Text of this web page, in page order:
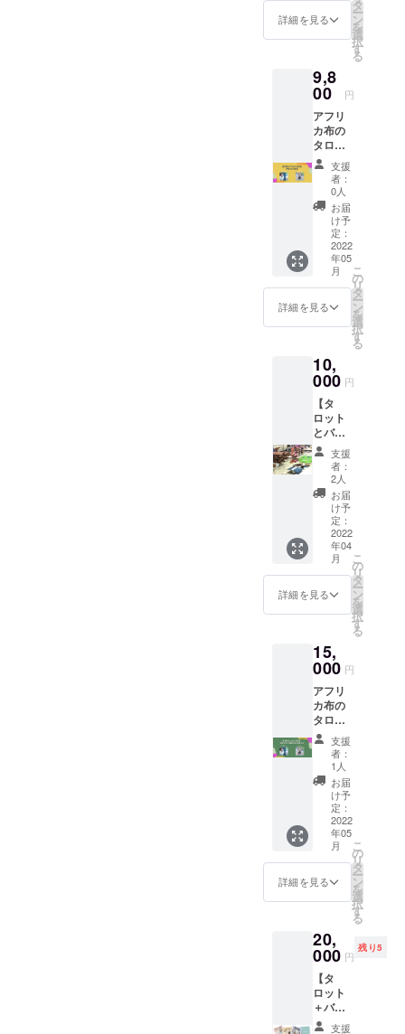
送手数
料込 ※
一人ず
つお礼
もお送
りしま
す！！
品は即
日〜2日
となり
お写真
数枚
と、お
悩みを
お聞き
します
ので事
前にご
準備く
ださ
い。 ↓
記事
は、こ
んな感
じにな
ります
https://
work/ar
chives/
642
詳細を見る
タ
ー
ン
を
選
択
す
る
9,8
00 円
アフリ
カ布の
タロッ
トケー
スを製
作して
くれた
ALISA
さんと
のコラ
ボイベ
ント@
大阪の
チケッ
トで
す。
さんの
ヨガ教
室＋お
茶を飲
みなが
らタ
ロット
講座
（全部
で3時間
程度）
のチ
ケッ
ト。 イ
ベント
日は5月
28日
りま
す。
支援
者：
0人
お届
け予
定：
2022
年05
月
詳細を見る
こ
の
リ
タ
ー
ン
を
選
択
す
る
10,
000 円
【タ
ロット
とバン
グラ
ディッ
シュに
て製作
した革
のタ
ロット
ケー
ス】 タ
ロット
＋バン
グラ
ディッ
て製作
したタ
ロット
ケース
のコー
ス （ご
希望の
色をお
伝えく
ださ
い） ※
タロッ
ト＋
ケース
＋送料
と配送
手数料
にてお
一人ず
つお礼
もお送
りしま
す！！
支援
者：
2人
お届
け予
定：
2022
年04
月
詳細を見る
こ
の
リ
タ
ー
ン
を
選
択
す
る
15,
000 円
アフリ
カ布の
タロッ
トケー
スを製
作して
くれた
ALISA
さんと
のコラ
ボイベ
ント@
大阪の
チケッ
トとタ
ロット
トの
コース
です。
ALISA
さんの
ヨガ教
室＋お
支援
者：
1人
お届
け予
定：
2022
年05
月
詳細を見る
こ
の
リ
タ
ー
ン
を
選
択
す
る
20,
000 円
残り5
【タ
ロット
＋バン
グラ支援